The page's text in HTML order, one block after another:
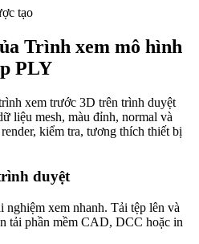
tạo
Trình xem mô hình
PLY
xem trước 3D trên trình duyệt
liệu mesh, màu đỉnh, normal và
kiểm tra, tương thích thiết bị
duyệt
xem nhanh. Tải tệp lên và
tải phần mềm CAD, DCC hoặc in